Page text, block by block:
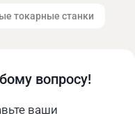
Создание
токарные станки
вопросу!
ваши